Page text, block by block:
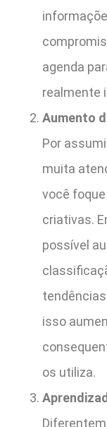
agenda
realmente
Aumento
Por
muita
você
criativas.
possível
isso
os utiliza.